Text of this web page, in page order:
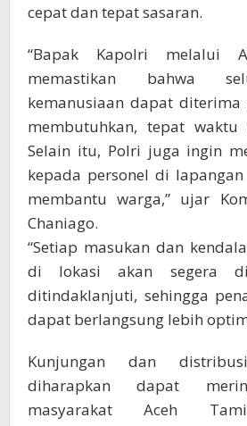
cepat dan tepat sasaran.
“Bapak Kapolri melalui
memastikan bahwa
kemanusiaan dapat diterima
membutuhkan, tepat
Selain itu, Polri juga ingin
kepada personel di
membantu warga,” ujar
Chaniago.
“Setiap masukan dan
di lokasi akan segera
ditindaklanjuti, sehingga
dapat berlangsung lebih
Kunjungan dan
diharapkan dapat
masyarakat Aceh